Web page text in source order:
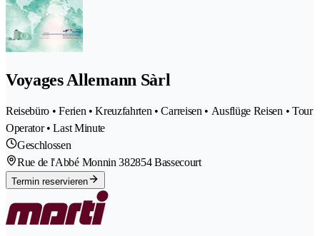
Voyages Allemann Sàrl
Reisebüro • Ferien • Kreuzfahrten • Carreisen • Ausflüge Reisen • Tour
Operator • Last Minute
Geschlossen
Rue de l'Abbé Monnin 382854 Bassecourt
Termin reservieren